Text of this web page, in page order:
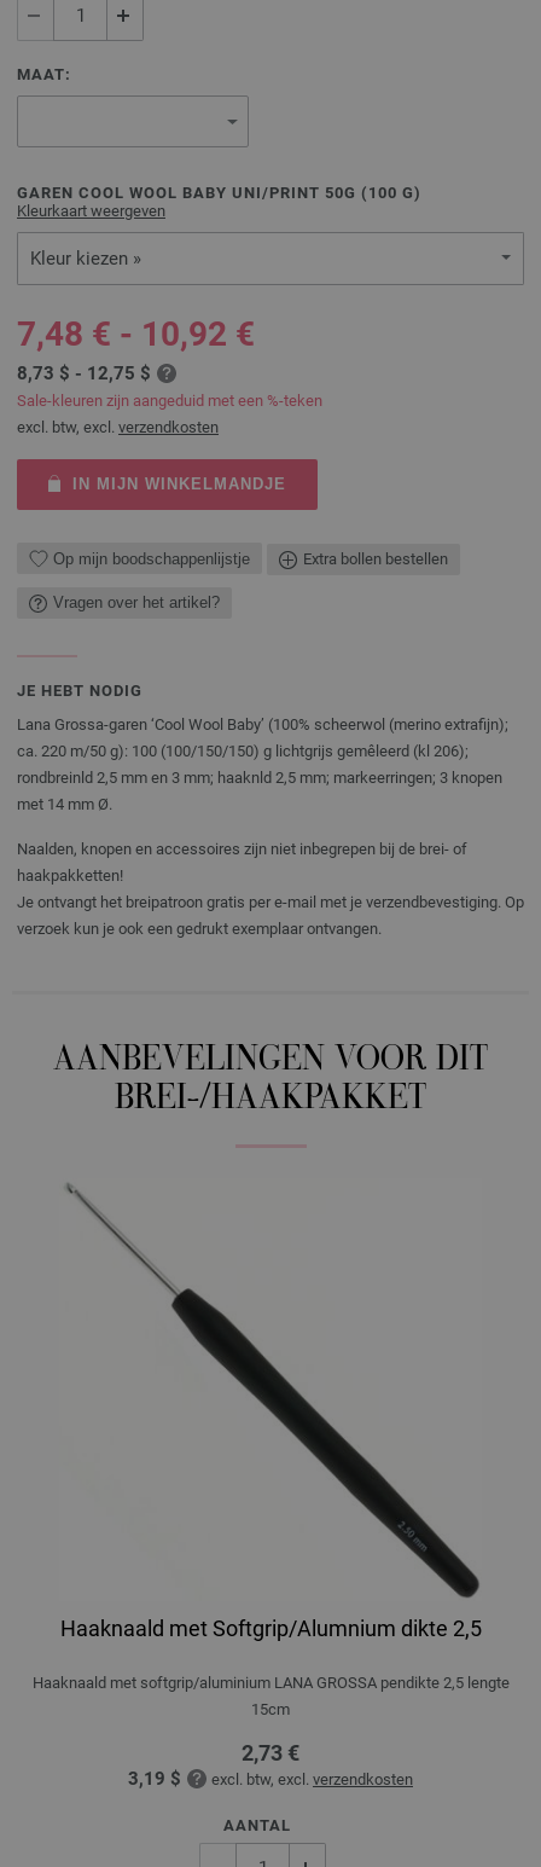
MAAT:
GAREN COOL WOOL BABY UNI/PRINT 50G ( 100 G)
Kleurkaart weergeven
Kleur kiezen »
7,48 € - 10,92 €
8,73 $ - 12,75 $
Sale-kleuren zijn aangeduid met een %-teken
excl. btw, excl. verzendkosten
IN MIJN WINKELMANDJE
Op mijn boodschappenlijstje Extra bollen bestellen
Vragen over het artikel?
JE HEBT NODIG
Lana Grossa-garen ‘Cool Wool Baby’ (100% scheerwol (merino extrafijn);
ca. 220 m/50 g): 100 (100/150/150) g lichtgrijs gemêleerd (kl 206);
rondbreinld 2,5 mm en 3 mm; haaknld 2,5 mm; markeerringen; 3 knopen
met 14 mm Ø.
Naalden, knopen en accessoires zijn niet inbegrepen bij de brei- of
haakpakketten!
Je ontvangt het breipatroon gratis per e-mail met je verzendbevestiging. Op
verzoek kun je ook een gedrukt exemplaar ontvangen.
AANBEVELINGEN VOOR DIT
BREI-/HAAKPAKKET
Haaknaald met Softgrip/Alumnium dikte 2,5
Haaknaald met softgrip/aluminium LANA GROSSA pendikte 2,5 lengte
15cm
2,73 €
3,19 $ excl. btw, excl. verzendkosten
AANTAL